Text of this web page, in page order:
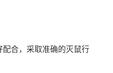
合，采取准确的灭鼠行